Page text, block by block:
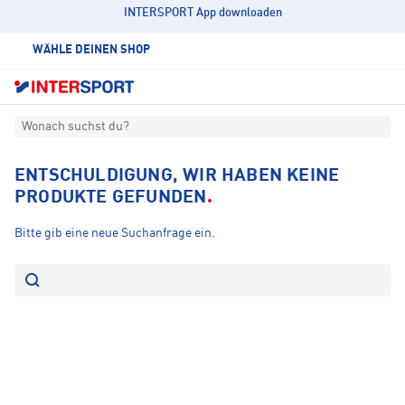
INTERSPORT App downloaden
WÄHLE DEINEN SHOP
Wonach suchst du?
ENTSCHULDIGUNG, WIR HABEN KEINE
PRODUKTE GEFUNDEN
Bitte gib eine neue Suchanfrage ein.